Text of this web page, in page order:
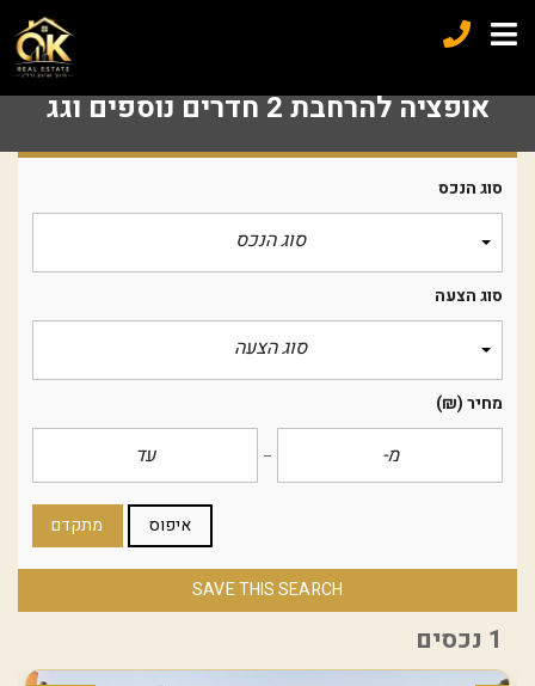
אופציה להרחבת 2 חדרים נוספים וגג
סוג הנכס
סוג הנכס
סוג הצעה
סוג הצעה
מחיר(₪)
איפוס מתקדם
SAVE THIS SEARCH
1 נכסים